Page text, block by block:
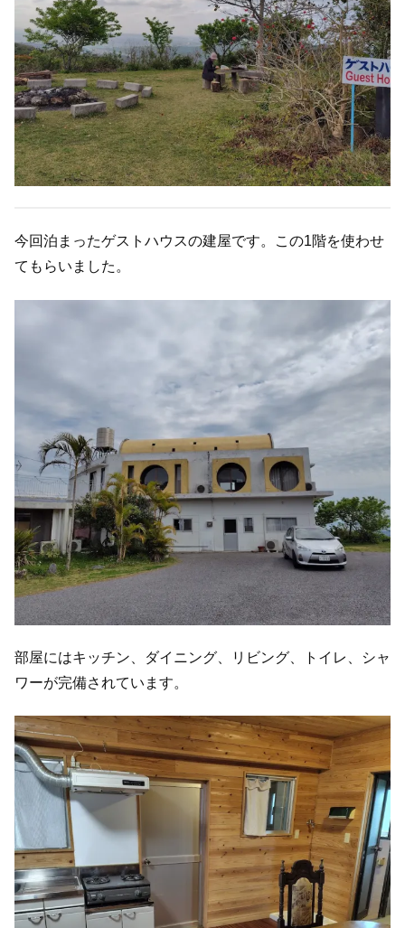
今回泊まったゲストハウスの建屋です。この1階を使わせ
てもらいました。
部屋にはキッチン、ダイニング、リビング、トイレ、シャ
ワーが完備されています。